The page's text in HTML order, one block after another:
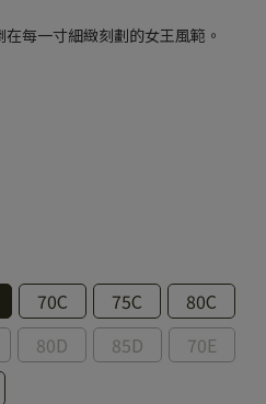
每一寸細緻刻劃的女王風範。
70C 75C
80C
80D 85D
70E